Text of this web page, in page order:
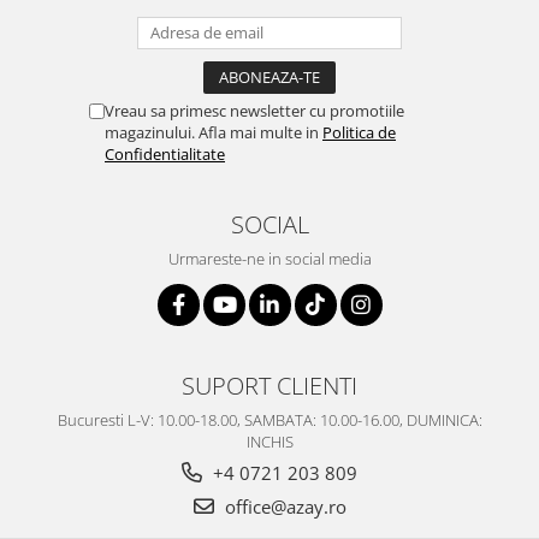
CELESTIAL PLATINUM
INTAGLIO
JASPER CONRAN GOLD
CHINOISERIE WHITE
JASPER CONRAN WHITE
Vreau sa primesc newsletter cu promotiile
magazinului. Afla mai multe in Politica de
Confidentialitate
SOCIAL
Urmareste-ne in social media
SUPORT CLIENTI
Bucuresti L-V: 10.00-18.00, SAMBATA: 10.00-16.00, DUMINICA:
INCHIS
+4 0721 203 809
office@azay.ro